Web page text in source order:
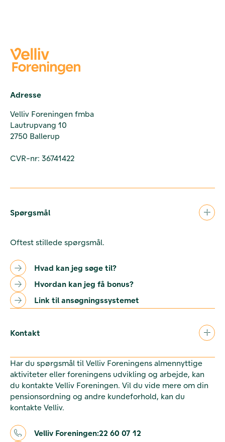
Adresse
Velliv Foreningen fmba
Lautrupvang 10
2750 Ballerup
CVR-nr: 36741422
Spørgsmål
Oftest stillede spørgsmål.
Hvad kan jeg søge til?
Hvordan kan jeg få bonus?
Link til ansøgningssystemet
Kontakt
Har du spørgsmål til Velliv Foreningens almennyttige
aktiviteter eller foreningens udvikling og arbejde, kan
du kontakte Velliv Foreningen. Vil du vide mere om din
pensionsordning og andre kundeforhold, kan du
kontakte Velliv.
Velliv Foreningen:22 60 07 12